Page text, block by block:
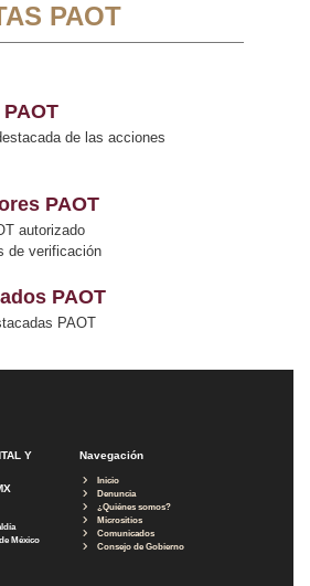
PAOT
de las acciones
PAOT
autorizado
de verificación
PAOT
PAOT
Y
México
Navegación
Inicio
Denuncia
¿Quiénes somos?
Micrositios
Comunicados
Consejo de Gobierno